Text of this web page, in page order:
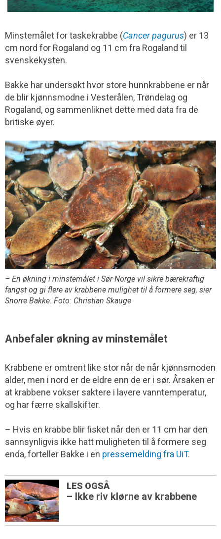
Minstemålet for taskekrabbe (Cancer pagurus) er 13
cm nord for Rogaland og 11 cm fra Rogaland til
svenskekysten.
Bakke har undersøkt hvor store hunnkrabbene er når
de blir kjønnsmodne i Vesterålen, Trøndelag og
Rogaland, og sammenliknet dette med data fra de
britiske øyer.
– En økning i minstemålet i Sør-Norge vil sikre bærekraftig
fangst og gi flere av krabbene mulighet til å formere seg, sier
Snorre Bakke. Foto: Christian Skauge
Anbefaler økning av minstemålet
Krabbene er omtrent like stor når de når kjønnsmoden
alder, men i nord er de eldre enn de er i sør. Årsaken er
at krabbene vokser saktere i lavere vanntemperatur,
og har færre skallskifter.
– Hvis en krabbe blir fisket når den er 11 cm har den
sannsynligvis ikke hatt muligheten til å formere seg
enda, forteller Bakke i en pressemelding fra UiT.
LES OGSÅ
– Ikke riv klørne av krabbene